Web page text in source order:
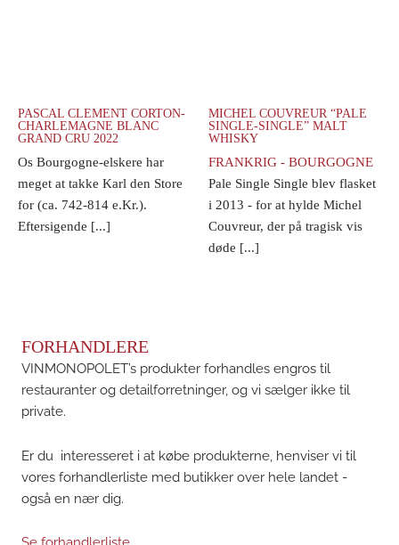
PASCAL CLEMENT CORTON-
CHARLEMAGNE BLANC
GRAND CRU 2022
Os Bourgogne-elskere har
meget at takke Karl den Store
for (ca. 742-814 e.Kr.).
Eftersigende [...]
MICHEL COUVREUR “PALE
SINGLE-SINGLE” MALT
WHISKY
FRANKRIG - BOURGOGNE
Pale Single Single blev flasket
i 2013 - for at hylde Michel
Couvreur, der på tragisk vis
døde [...]
FORHANDLERE
VINMONOPOLET’s produkter forhandles engros til
restauranter og detailforretninger, og vi sælger ikke til
private.
Er du interesseret i at købe produkterne, henviser vi til
vores forhandlerliste med butikker over hele landet -
også en nær dig.
Se forhandlerliste